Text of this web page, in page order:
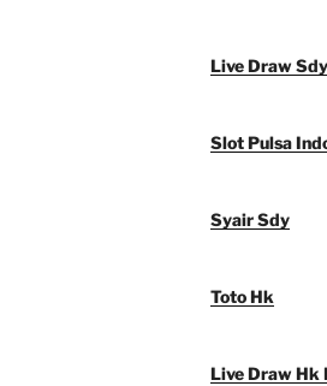
Live Draw Sdy
Slot Pulsa
Syair Sdy
Toto Hk
Live Draw Hk